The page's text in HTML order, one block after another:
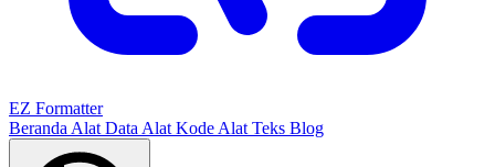
EZ Formatter
Beranda Alat Data Alat Kode Alat Teks Blog